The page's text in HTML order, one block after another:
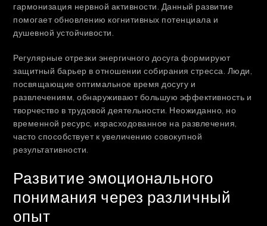
гармонизация нервной активности. Данный развитие
помогает обновлению когнитивных потенциала и
душевной устойчивости.
Регулярные отрезки энергичного досуга формируют
защитный барьер в отношении собирания стресса. Люди,
посвящающие оптимальное время досугу и
развлечениям, обнаруживают большую эффективность и
творчество в трудовой деятельности. Неожиданно, но
временной ресурс, израсходованное на развлечения,
часто способствует к увеличению совокупной
результативности.
Развитие эмоционального
понимания через различный
опыт